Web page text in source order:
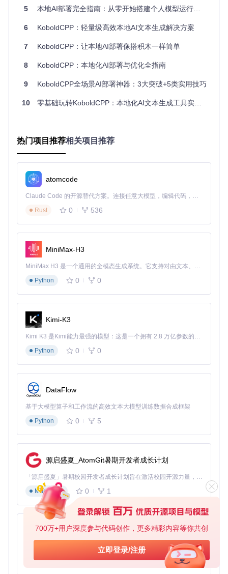
700万+用户深度参与代码创作，更多精彩内容等你共创
立即登录/注册
脑，甚至是Android设备，都能找到合适的运行方式。
天界面，提供了简洁直观的对话体验，适合日常交流和快速测
括提示模板定制、温度控制、上下文长度调整等，满足专业场
KoboldCpp支持多种GGUF格式模型，选择合适的模型是获得
良好体验的关键。对于初次尝试的用户，推荐从中小规模模型
开始：
轻量级选择
对话和简单创作任务，对硬件要求较低
平衡型选择：如Tiefighter 13B（约8GB），在性能和资源
的思考能力，适合复杂任务和专业写作
模型文件需要单独下载并放置在项目指定目录。建议根据自己
的硬件配置（特别是显存和内存大小）选择合适的模型规模和
四、场景实战：解锁AI助手的多元能力 💡
KoboldCpp不仅仅是一个聊天工具，它能够适应多种应用场
景，成为你工作和创作的得力助手。
空探索的科幻故事开头"，AI会生成富有想象力的开篇，为你的
创作提供灵感起点。
创意设计：从文字到图像的转化
KoboldCpp还支持多模态能力，通过集成的图像生成功能，你
可以将文字描述转化为视觉作品。虽然这一功能需要特定模型
支持，但它为创意工作者提供了从文本到图像的快速实现途
径。
五、性能优化：让AI运行如丝般顺滑 ⚡
为了获得最佳的使用体验，合理优化KoboldCpp的运行参数至
5 本地AI部署完全指南：从零开始搭建个人模型运行平台
6 KoboldCPP：轻量级高效本地AI文本生成解决方案
7 KoboldCPP：让本地AI部署像搭积木一样简单
8 KoboldCPP：本地化AI部署与优化全指南
9 KoboldCPP全场景AI部署神器：3大突破+5类实用技巧
10 零基础玩转KoboldCPP：本地化AI文本生成工具实战指南
热门项目推荐相关项目推荐
atomcode
Claude Code 的开源替代方案。连接任意大模型，编辑代码，运行命令，自动验证 — 全自动执行。用 Rust 构建，极致性能。 ｜ An open-source alternative to Claude Code. Connect any LLM, edit code, run commands, and verify changes — autonomously. Built in Rust for speed. Get Started
Rust
0 536
MiniMax-H3
MiniMax H3 是一个通用的全模态生成系统。它支持对由文本、图像、视频和音频组成的多模态上下文进行统一理解，并能生成分辨率高达 2K、时长可达 15 秒的带原生立体声音频的视频。得益于面向任务泛化的系统设计，H3 在预训练阶段就已具备广泛的多模态上下文理解与生成能力，能够出色地执行复杂的多模态指令。
Python
0 0
Kimi-K3
Kimi K3 是Kimi能力最强的模型：这是一个拥有 2.8 万亿参数的混合专家（MoE）模型，具备原生视觉理解能力，并支持 100 万 token 的上下文窗口。
Python
0 0
DataFlow
基于大模型算子和工作流的高效文本大模型训练数据合成框架
Python
0 5
源启盛夏_AtomGit暑期开发者成长计划
「源启盛夏」暑期校园开发者成长计划旨在激活校园开源力量，通过积分激励、认证扶持、资源倾斜等形式，引导高校组织和开发者完成「入驻 — 建项目 — 做贡献 — 获认证 — 得资源」的完整闭环。无论你是想带领社团入驻平台的组织者，还是希望用代码贡献证明自己的开发者，都能在这里找到属于你的成长路径。
Markdown
0 1
py-xiaozhi
基于Python的Xiaozhi AI，适用于想要完整Xiaozhi体验而无需拥有专用硬件的用户。
Python
0 1